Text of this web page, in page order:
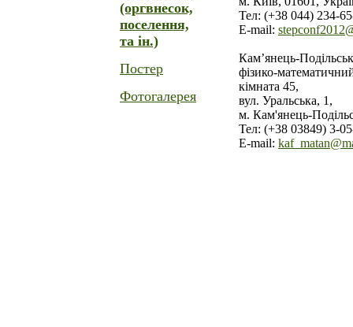
(оргвнесок,
поселення,
та ін.)
Постер
Фотогалерея
Тел: (+38 044) 234-
E-mail:
Кам’янець-
фізико-
кімната 45,
вул. Уральська, 1,
м. Кам'янець-
Teл: (+38 03849) 3-
E-mail: